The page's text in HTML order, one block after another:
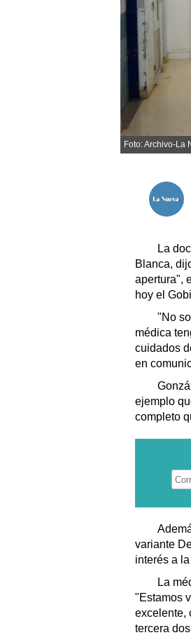
Sociedad
El tiempo
Fúnebres
Suplementos
Servicios
Foto: Archivo-La
La
Blanca,
apertura",
hoy el
"No
médica
cuidados
en
ejemplo
completo
variante
interés a
La
"Estamos
excelente,
tercera